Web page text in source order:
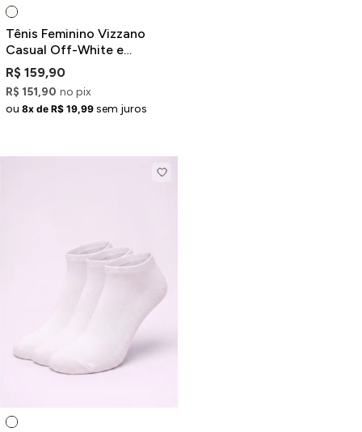
Tênis Feminino Vizzano
Casual Off-White e
Caramelo
R$ 159,90
R$ 151,90 no pix
ou 8x de R$ 19,99 sem juros